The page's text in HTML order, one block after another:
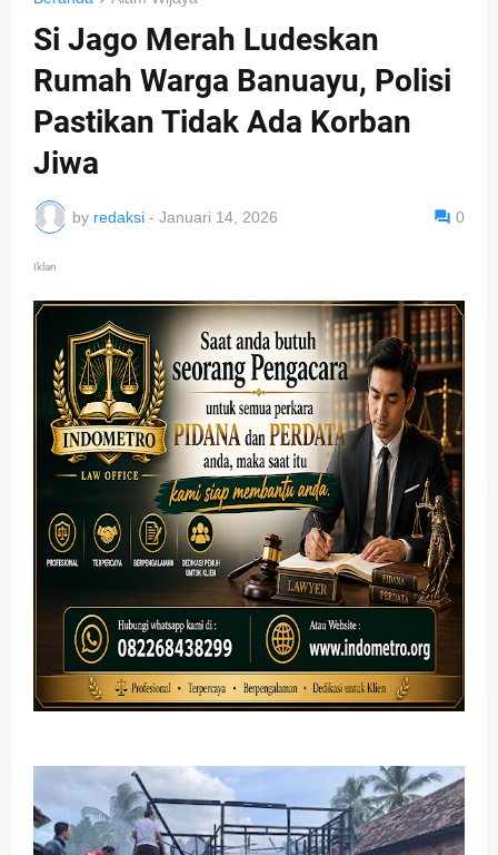
Si Jago Merah Ludeskan
Rumah Warga Banuayu, Polisi
Pastikan Tidak Ada Korban
Jiwa
by redaksi - Januari 14, 2026 0
Iklan